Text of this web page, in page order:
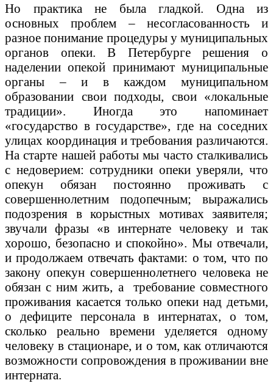
Но практика не была гладкой. Одна из
основных проблем – несогласованность и
разное понимание процедуры у муниципальных
органов опеки. В Петербурге решения о
наделении опекой принимают муниципальные
органы – и в каждом муниципальном
образовании свои подходы, свои «локальные
традиции». Иногда это напоминает
«государство в государстве», где на соседних
улицах координация и требования различаются.
На старте нашей работы мы часто сталкивались
с недоверием: сотрудники опеки уверяли, что
опекун обязан постоянно проживать с
совершеннолетним подопечным; выражались
подозрения в корыстных мотивах заявителя;
звучали фразы «в интернате человеку и так
хорошо, безопасно и спокойно». Мы отвечали,
и продолжаем отвечать фактами: о том, что по
закону опекун совершеннолетнего человека не
обязан с ним жить, а требование совместного
проживания касается только опеки над детьми,
о дефиците персонала в интернатах, о том,
сколько реально времени уделяется одному
человеку в стационаре, и о том, как отличаются
возможности сопровождения в проживании вне
интерната.